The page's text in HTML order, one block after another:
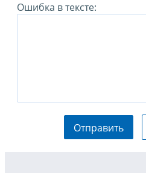
Ошибка в тексте:
Отправить